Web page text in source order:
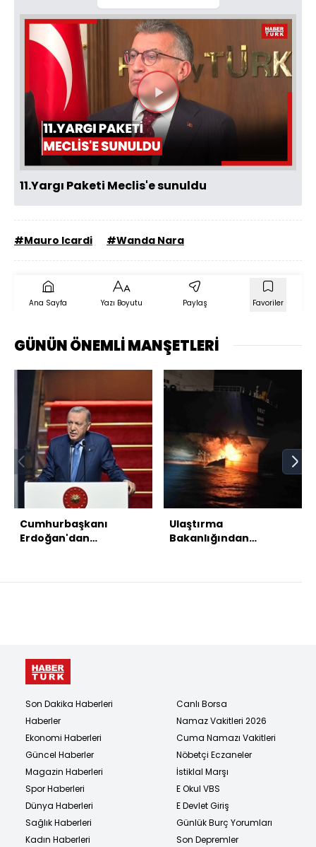
Videoyu
Oynat
11.Yargı Paketi Meclis'e sunuldu
#Mauro Icardi #Wanda Nara
Ana Sayfa Yazı Boyutu Paylaş Favoriler
GÜNÜN ÖNEMLİ MANŞETLERİ
Cumhurbaşkanı
Erdoğan'dan
Ulaştırma
Bakanlığından
Son Dakika Haberleri
Haberler
Ekonomi Haberleri
Güncel Haberler
Magazin Haberleri
Spor Haberleri
Dünya Haberleri
Sağlık Haberleri
Kadın Haberleri
Canlı Borsa
Namaz Vakitleri 2026
Cuma Namazı Vakitleri
Nöbetçi Eczaneler
İstiklal Marşı
E Okul VBS
E Devlet Giriş
Günlük Burç Yorumları
Son Depremler